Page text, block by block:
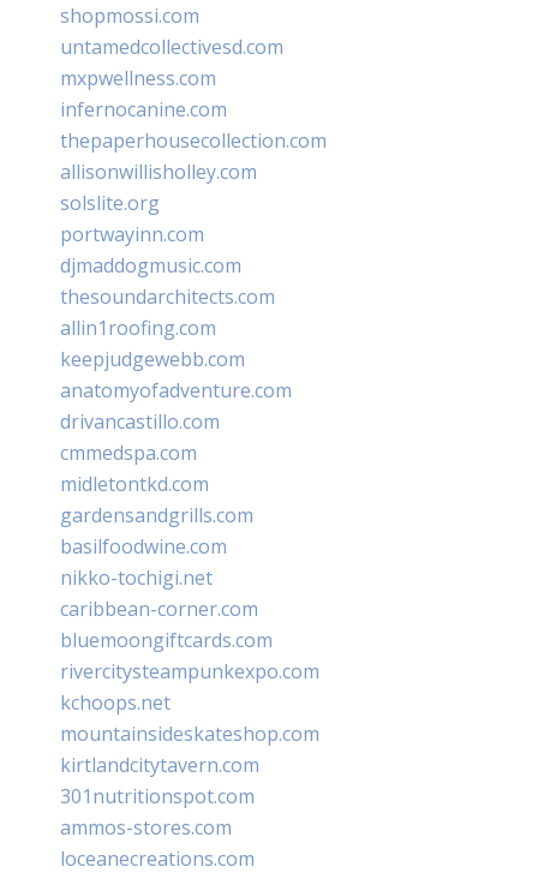
shopmossi.com
untamedcollectivesd.com
mxpwellness.com
infernocanine.com
thepaperhousecollection.com
allisonwillisholley.com
solslite.org
portwayinn.com
djmaddogmusic.com
thesoundarchitects.com
allin1roofing.com
keepjudgewebb.com
anatomyofadventure.com
drivancastillo.com
cmmedspa.com
midletontkd.com
gardensandgrills.com
basilfoodwine.com
nikko-tochigi.net
caribbean-corner.com
bluemoongiftcards.com
rivercitysteampunkexpo.com
kchoops.net
mountainsideskateshop.com
kirtlandcitytavern.com
301nutritionspot.com
ammos-stores.com
loceanecreations.com